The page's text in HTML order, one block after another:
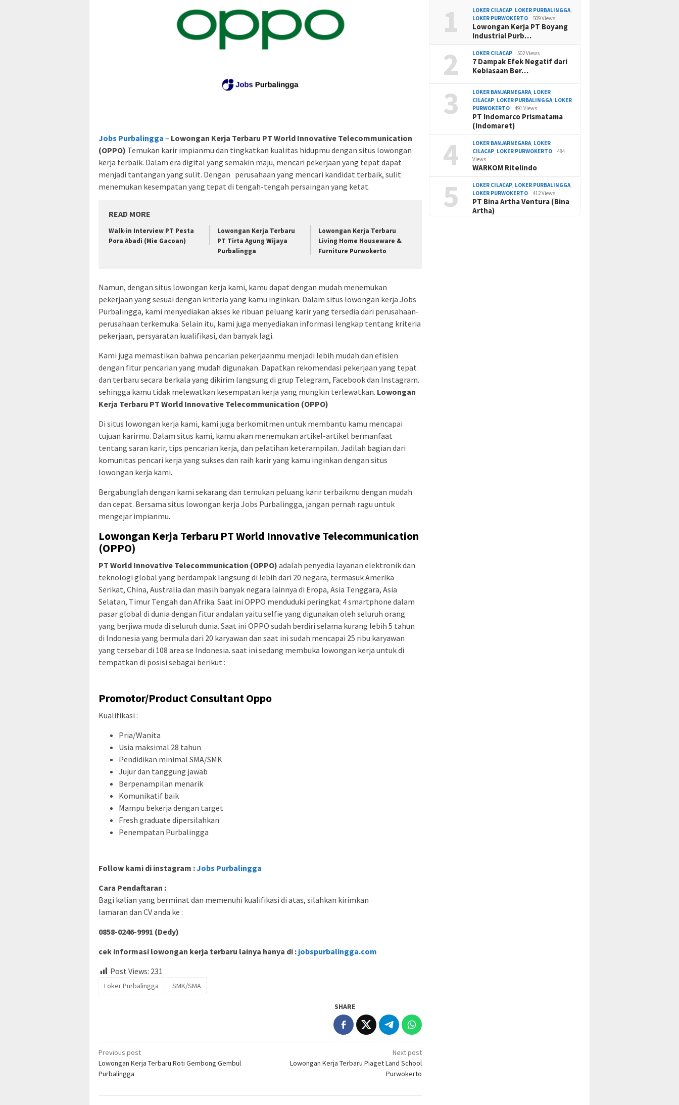
Jobs Purbalingga – Lowongan Kerja Terbaru PT World Innovative Telecommunication
(OPPO) Temukan karir impianmu dan tingkatkan kualitas hidupmu dengan situs lowongan
kerja terbaik. Dalam era digital yang semakin maju, mencari pekerjaan yang tepat dapat
menjadi tantangan yang sulit. Dengan perusahaan yang mencari kandidat terbaik, sulit
menemukan kesempatan yang tepat di tengah-tengah persaingan yang ketat.
READ MORE
Walk-in Interview PT Pesta
Pora Abadi (Mie Gacoan)
Lowongan Kerja Terbaru
PT Tirta Agung Wijaya
Purbalingga
Lowongan Kerja Terbaru
Living Home Houseware &
Furniture Purwokerto
Namun, dengan situs lowongan kerja kami, kamu dapat dengan mudah menemukan
pekerjaan yang sesuai dengan kriteria yang kamu inginkan. Dalam situs lowongan kerja Jobs
Purbalingga, kami menyediakan akses ke ribuan peluang karir yang tersedia dari perusahaan-
perusahaan terkemuka. Selain itu, kami juga menyediakan informasi lengkap tentang kriteria
pekerjaan, persyaratan kualifikasi, dan banyak lagi.
Kami juga memastikan bahwa pencarian pekerjaanmu menjadi lebih mudah dan efisien
dengan fitur pencarian yang mudah digunakan. Dapatkan rekomendasi pekerjaan yang tepat
dan terbaru secara berkala yang dikirim langsung di grup Telegram, Facebook dan Instagram.
sehingga kamu tidak melewatkan kesempatan kerja yang mungkin terlewatkan. Lowongan
Kerja Terbaru PT World Innovative Telecommunication (OPPO)
Di situs lowongan kerja kami, kami juga berkomitmen untuk membantu kamu mencapai
tujuan karirmu. Dalam situs kami, kamu akan menemukan artikel-artikel bermanfaat
tentang saran karir, tips pencarian kerja, dan pelatihan keterampilan. Jadilah bagian dari
komunitas pencari kerja yang sukses dan raih karir yang kamu inginkan dengan situs
lowongan kerja kami.
Bergabunglah dengan kami sekarang dan temukan peluang karir terbaikmu dengan mudah
dan cepat. Bersama situs lowongan kerja Jobs Purbalingga, jangan pernah ragu untuk
mengejar impianmu.
Lowongan Kerja Terbaru PT World Innovative Telecommunication
(OPPO)
PT World Innovative Telecommunication (OPPO) adalah penyedia layanan elektronik dan
teknologi global yang berdampak langsung di lebih dari 20 negara, termasuk Amerika
Serikat, China, Australia dan masih banyak negara lainnya di Eropa, Asia Tenggara, Asia
Selatan, Timur Tengah dan Afrika. Saat ini OPPO menduduki peringkat 4 smartphone dalam
pasar global di dunia dengan fitur andalan yaitu selfie yang digunakan oleh seluruh orang
yang berjiwa muda di seluruh dunia. Saat ini OPPO sudah berdiri selama kurang lebih 5 tahun
di Indonesia yang bermula dari 20 karyawan dan saat ini sudah mencapai 25 ribu karyawan
yang tersebar di 108 area se Indonesia. saat ini sedang membuka lowongan kerja untuk di
tempatkan di posisi sebagai berikut :
Promotor/Product Consultant Oppo
Kualifikasi :
Pria/Wanita
Usia maksimal 28 tahun
Pendidikan minimal SMA/SMK
Jujur dan tanggung jawab
Berpenampilan menarik
Komunikatif baik
Mampu bekerja dengan target
Fresh graduate dipersilahkan
Penempatan Purbalingga
Follow kami di instagram :Jobs Purbalingga
Cara Pendaftaran :
Bagi kalian yang berminat dan memenuhi kualifikasi di atas, silahkan kirimkan
lamaran dan CV anda ke :
0858-0246-9991 (Dedy)
cek informasi lowongan kerja terbaru lainya hanya di : jobspurbalingga.com
Post Views: 231
Loker Purbalingga SMK/SMA
SHARE
Post
navigation
Previous post
Lowongan Kerja Terbaru Roti Gembong Gembul
Purbalingga
Next post
Lowongan Kerja Terbaru Piaget Land School
Purwokerto
1 LOKER CILACAP, LOKER PURBALINGGA,
LOKER PURWOKERTO
509 Views
Lowongan Kerja PT Boyang
Industrial Purb…
2 LOKER CILACAP 502 Views
7 Dampak Efek Negatif dari
Kebiasaan Ber…
3 LOKER BANJARNEGARA, LOKER
CILACAP, LOKER PURBALINGGA, LOKER
PURWOKERTO
491 Views
PT Indomarco Prismatama
(Indomaret)
4 LOKER BANJARNEGARA, LOKER
CILACAP, LOKER PURWOKERTO
484
Views
WARKOM Ritelindo
5 LOKER CILACAP, LOKER PURBALINGGA,
LOKER PURWOKERTO
412 Views
PT Bina Artha Ventura (Bina
Artha)